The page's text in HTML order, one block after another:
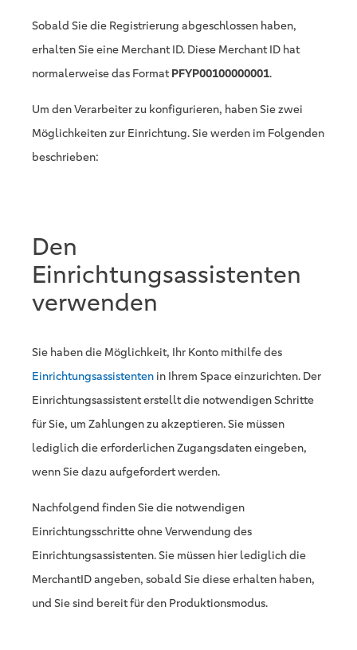
Sobald Sie die Registrierung abgeschlossen haben,
erhalten Sie eine Merchant ID. Diese Merchant ID hat
normalerweise das FormatPFYP00100000001.
Um den Verarbeiter zu konfigurieren, haben Sie zwei
Möglichkeiten zur Einrichtung. Sie werden im Folgenden
beschrieben:
Den
Einrichtungsassistenten
verwenden
Sie haben die Möglichkeit, Ihr Konto mithilfe des
Einrichtungsassistenten in Ihrem Space einzurichten. Der
Einrichtungsassistent erstellt die notwendigen Schritte
für Sie, um Zahlungen zu akzeptieren. Sie müssen
lediglich die erforderlichen Zugangsdaten eingeben,
wenn Sie dazu aufgefordert werden.
Nachfolgend finden Sie die notwendigen
Einrichtungsschritte ohne Verwendung des
Einrichtungsassistenten. Sie müssen hier lediglich die
MerchantID angeben, sobald Sie diese erhalten haben,
und Sie sind bereit für den Produktionsmodus.